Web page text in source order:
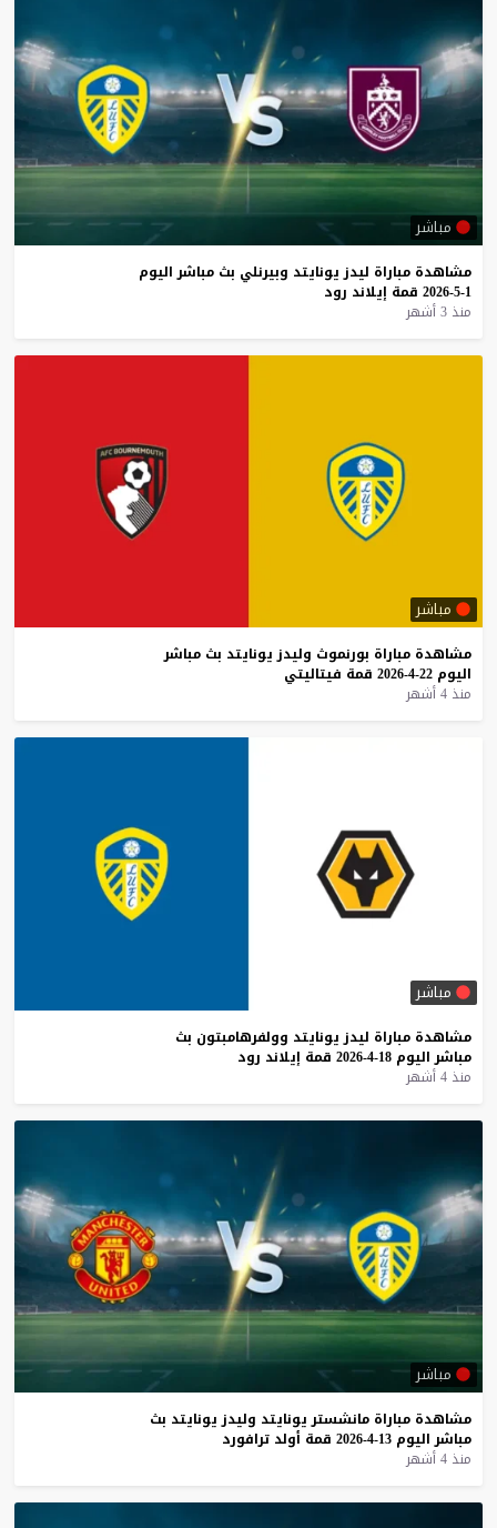
مباشر
مشاهدة مباراة ليدز يونايتد وبيرنلي بث مباشر اليوم
1-5-2026
قمة إيلاند رود
منذ 3 أشهر
مباشر
مشاهدة مباراة بورنموث وليدز يونايتد بث مباشر
اليوم 22-4-2026 قمة فيتاليتي
منذ 4 أشهر
مباشر
مشاهدة مباراة ليدز يونايتد وولفرهامبتون بث
مباشر اليوم 18-4-2026 قمة إيلاند رود
منذ 4 أشهر
مباشر
مشاهدة مباراة مانشستر يونايتد وليدز يونايتد بث
مباشر اليوم 13-4-2026 قمة أولد ترافورد
منذ 4 أشهر